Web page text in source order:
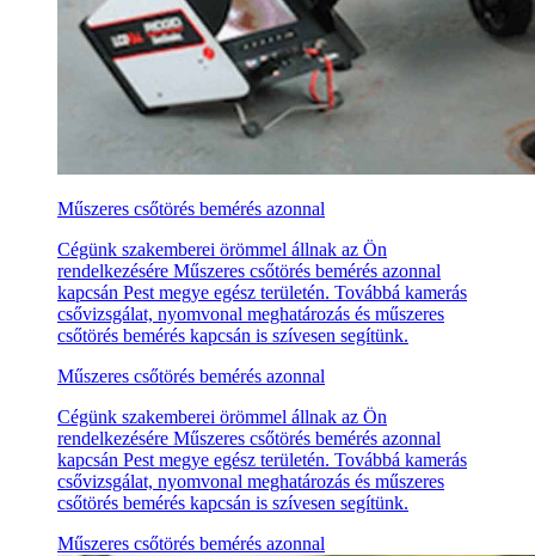
Műszeres csőtörés bemérés azonnal
Cégünk szakemberei örömmel állnak az Ön
rendelkezésére Műszeres csőtörés bemérés azonnal
kapcsán Pest megye egész területén. Továbbá kamerás
csővizsgálat, nyomvonal meghatározás és műszeres
csőtörés bemérés kapcsán is szívesen segítünk.
Műszeres csőtörés bemérés azonnal
Cégünk szakemberei örömmel állnak az Ön
rendelkezésére Műszeres csőtörés bemérés azonnal
kapcsán Pest megye egész területén. Továbbá kamerás
csővizsgálat, nyomvonal meghatározás és műszeres
csőtörés bemérés kapcsán is szívesen segítünk.
Műszeres csőtörés bemérés azonnal